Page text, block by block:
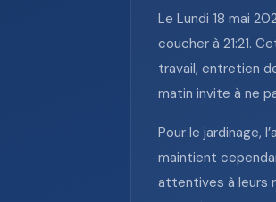
Le Lundi 18 mai
coucher à 21:21.
travail, entretien
matin invite à ne
Pour le jardinage,
maintient
attentives à leurs